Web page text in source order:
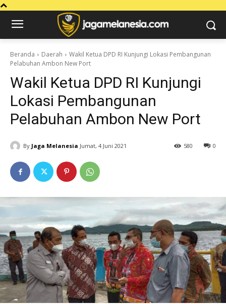
Beranda Daerah
Wakil Ketua DPD RI Kunjungi Lokasi Pembangunan
Pelabuhan Ambon New Port
Wakil Ketua DPD RI Kunjungi
Lokasi Pembangunan
Pelabuhan Ambon New Port
By Jaga Melanesia Jumat, 4 Juni 2021 0
580